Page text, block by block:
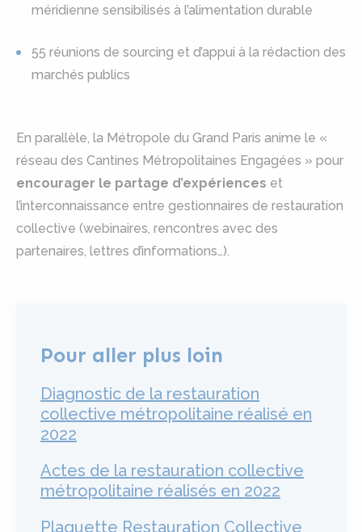
méridienne sensibilisés à l’alimentation durable
55 réunions de sourcing et d’appui à la rédaction des
marchés publics
En parallèle, la Métropole du Grand Paris anime le «
réseau des Cantines Métropolitaines Engagées » pour
encourager le partage d’expériences et
l’interconnaissance entre gestionnaires de restauration
collective (webinaires, rencontres avec des
partenaires, lettres d’informations…).
Pour aller plus loin
Diagnostic de la restauration
collective métropolitaine réalisé en
2022
Actes de la restauration collective
métropolitaine réalisés en 2022
Plaquette Restauration Collective